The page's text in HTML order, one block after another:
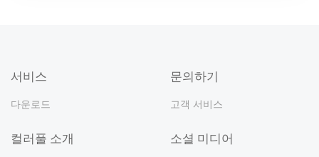
서비스
다운로드
문의하기
고객 서비스
컬러풀 소개 소셜 미디어